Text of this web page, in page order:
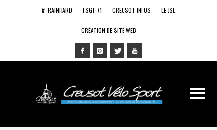
#TRAINHARD FSGT 71 CREUSOT INFOS LE JSL
CRÉATION DE SITE WEB